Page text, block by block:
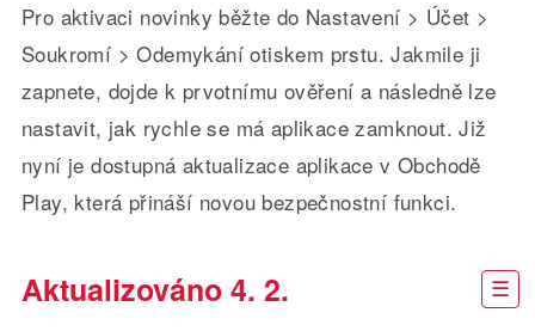
Pro aktivaci novinky běžte do Nastavení > Účet >
Soukromí > Odemykání otiskem prstu. Jakmile ji
zapnete, dojde k prvotnímu ověření a následně lze
nastavit, jak rychle se má aplikace zamknout. Již
nyní je dostupná aktualizace aplikace v Obchodě
Play, která přináší novou bezpečnostní funkci.
Aktualizováno 4. 2.